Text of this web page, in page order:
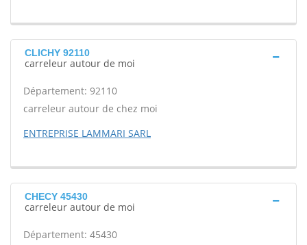
CLICHY 92110
carreleur autour de moi
Département: 92110
carreleur autour de chez moi
ENTREPRISE LAMMARI SARL
CHECY 45430
carreleur autour de moi
Département: 45430